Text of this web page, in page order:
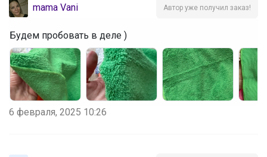
mama Vani Автор уже получил заказ!
Будем пробовать в деле )
6 февраля, 2025 10:26